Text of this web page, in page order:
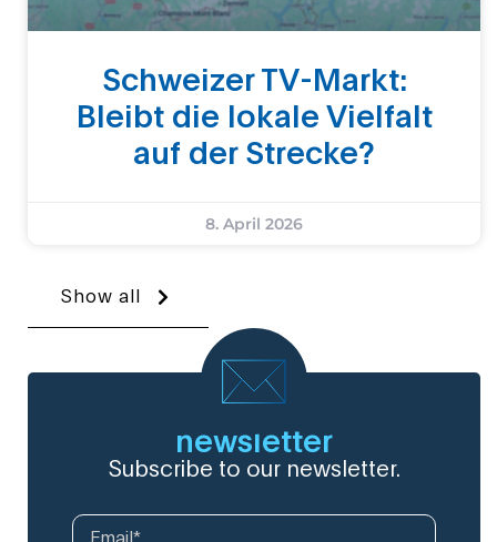
Schweizer TV-Markt:
Bleibt die lokale Vielfalt
auf der Strecke?
8. April 2026
Show all
newsletter
Subscribe to our newsletter.